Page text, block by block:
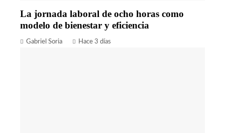
La jornada laboral de ocho horas como
modelo de bienestar y eficiencia
Gabriel Soria Hace 3 días